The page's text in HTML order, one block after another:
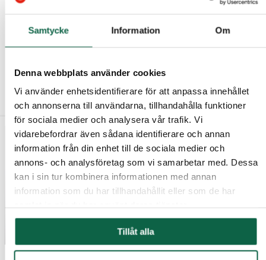
Samtycke Information Om
Denna webbplats använder cookies
Vi använder enhetsidentifierare för att anpassa innehållet
och annonserna till användarna, tillhandahålla funktioner
för sociala medier och analysera vår trafik. Vi
vidarebefordrar även sådana identifierare och annan
information från din enhet till de sociala medier och
annons- och analysföretag som vi samarbetar med. Dessa
kan i sin tur kombinera informationen med annan
information som du har tillhandahållit eller som de har
Tillåt alla
7900022
Logoband otryckta, Röd
Lägsta pris12,75
kr
7900024
Logoband otryckta,
Lägsta pris
kr